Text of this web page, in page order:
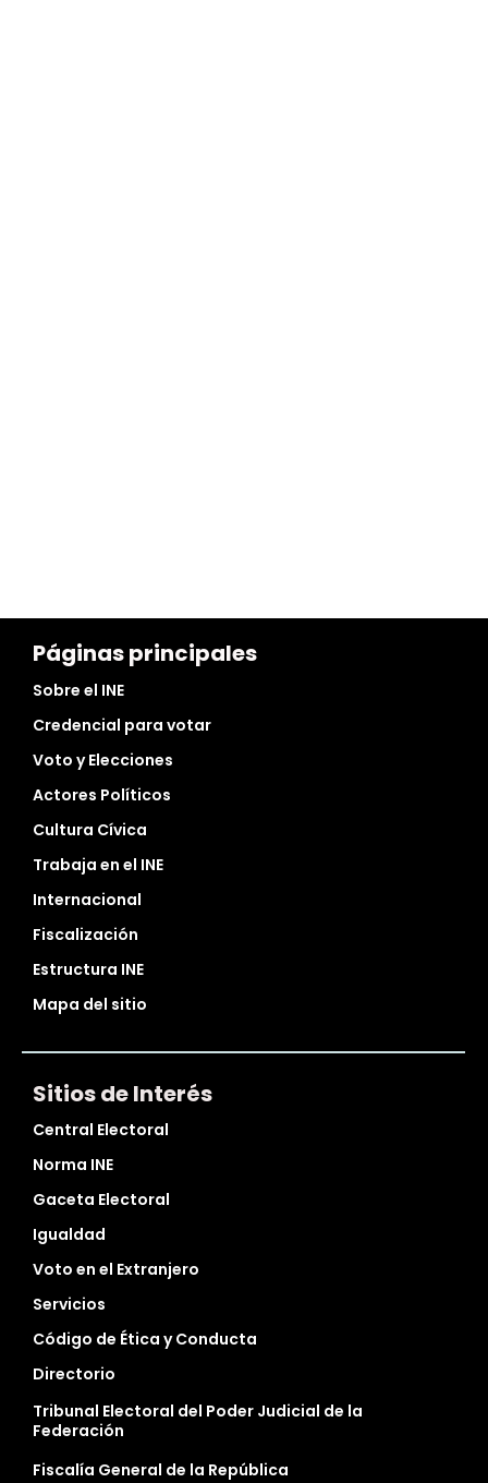
Páginas principales
Sobre el INE
Credencial para votar
Voto y Elecciones
Actores Políticos
Cultura Cívica
Trabaja en el INE
Internacional
Fiscalización
Estructura INE
Mapa del sitio
Sitios de Interés
Central Electoral
Norma INE
Gaceta Electoral
Igualdad
Voto en el Extranjero
Servicios
Código de Ética y Conducta
Directorio
Tribunal Electoral del Poder Judicial de la
Federación
Fiscalía General de la República